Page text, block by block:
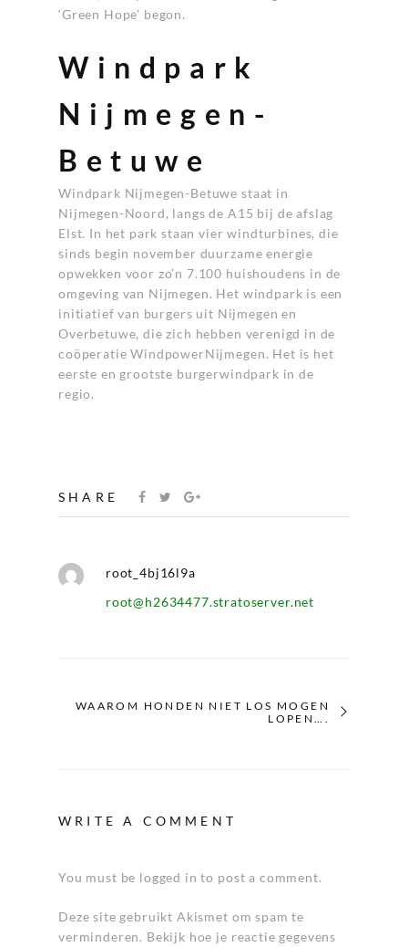
‘Green Hope’ begon.
Windpark
Nijmegen-
Betuwe
Windpark Nijmegen-Betuwe staat in
Nijmegen-Noord, langs de A15 bij de afslag
Elst. In het park staan vier windturbines, die
sinds begin november duurzame energie
opwekken voor zo’n 7.100 huishoudens in de
omgeving van Nijmegen. Het windpark is een
initiatief van burgers uit Nijmegen en
Overbetuwe, die zich hebben verenigd in de
coöperatie WindpowerNijmegen. Het is het
eerste en grootste burgerwindpark in de
regio.
SHARE
root_4bj16l9a
root@h2634477.stratoserver.net
WAAROM HONDEN NIET LOS MOGEN
LOPEN….
WRITE A COMMENT
You must be logged in to post a comment.
Deze site gebruikt Akismet om spam te
verminderen. Bekijk hoe je reactie gegevens